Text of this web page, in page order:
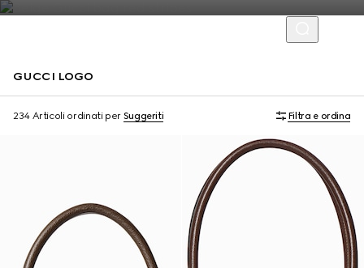
GUCCI LOGO
234 Articoli ordinati per Suggeriti Filtra e ordina
Personalizza con le iniziali Personalizza con le iniziali